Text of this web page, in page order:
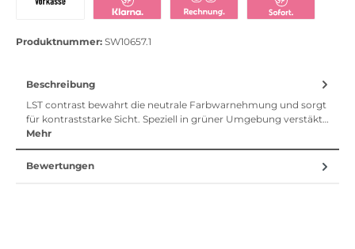
Produktnummer: SW10657.1
Beschreibung
LST contrast bewahrt die neutrale Farbwarnehmung und sorgt
für kontraststarke Sicht. Speziell in grüner Umgebung verstäkt…
Mehr
Bewertungen